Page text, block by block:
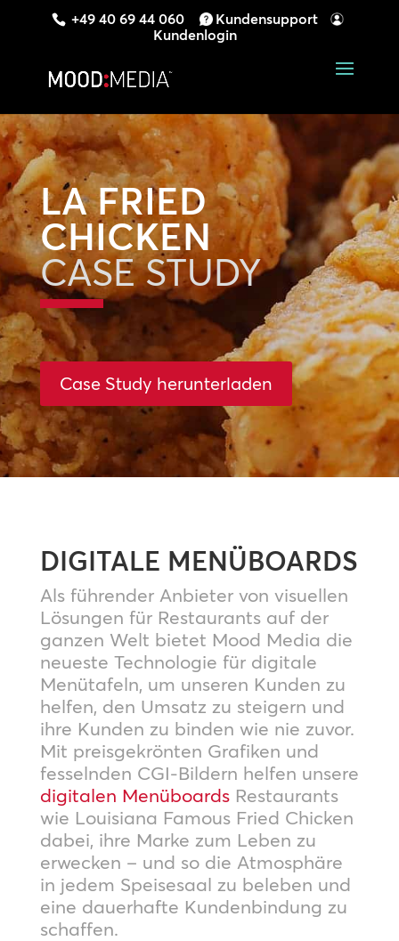
+49 40 69 44 060
Kundensupport
Kundenlogin
LA FRIED
CHICKEN
CASE STUDY
Case Study herunterladen
DIGITALE MENÜBOARDS
Als führender Anbieter von visuellen
Lösungen für Restaurants auf der
ganzen Welt bietet Mood Media die
neueste Technologie für digitale
Menütafeln, um unseren Kunden zu
helfen, den Umsatz zu steigern und
ihre Kunden zu binden wie nie zuvor.
Mit preisgekrönten Grafiken und
fesselnden CGI-Bildern helfen unsere
digitalen MenüboardsRestaurants
wie Louisiana Famous Fried Chicken
dabei, ihre Marke zum Leben zu
erwecken – und so die Atmosphäre
in jedem Speisesaal zu beleben und
eine dauerhafte Kundenbindung zu
schaffen.